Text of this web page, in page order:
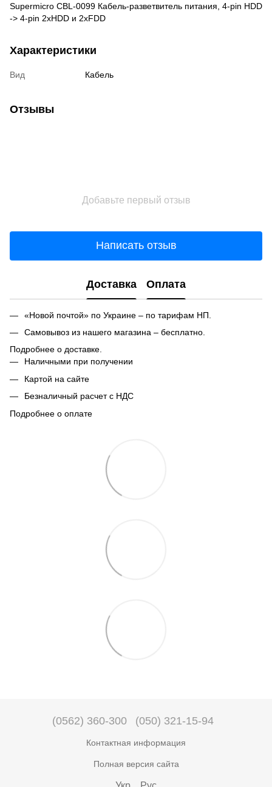
Supermicro CBL-0099 Кабель-разветвитель питания, 4-pin HDD
-> 4-pin 2xHDD и 2xFDD
Характеристики
Вид Кабель
Отзывы
Добавьте первый отзыв
Написать отзыв
Доставка Оплата
«Новой почтой» по Украине – по тарифам НП.
Самовывоз из нашего магазина – бесплатно.
Подробнее о доставке.
Наличными при получении
Картой на сайте
Безналичный расчет с НДС
Подробнее о оплате
(0562) 360-300 (050) 321-15-94
Контактная информация
Полная версия сайта